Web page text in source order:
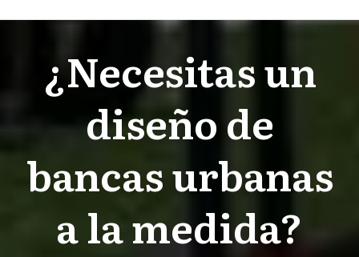
¿Necesitas un
diseño de
bancas urbanas
a la medida?